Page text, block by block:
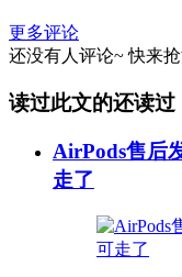
更多评论
还没有人评论~ 快来
读过此文的还读过
AirPods售后
走了